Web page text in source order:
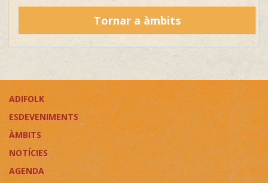
Tornar a àmbits
ADIFOLK
ESDEVENIMENTS
ÀMBITS
NOTÍCIES
AGENDA